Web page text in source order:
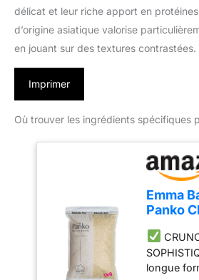
délicat et leur riche apport en
d’origine asiatique valorise
en jouant sur des textures contrastées.
Imprimer
Où trouver les ingrédients spécifiques
Emma
Panko
1kg Sac
longue -
Moins
longue